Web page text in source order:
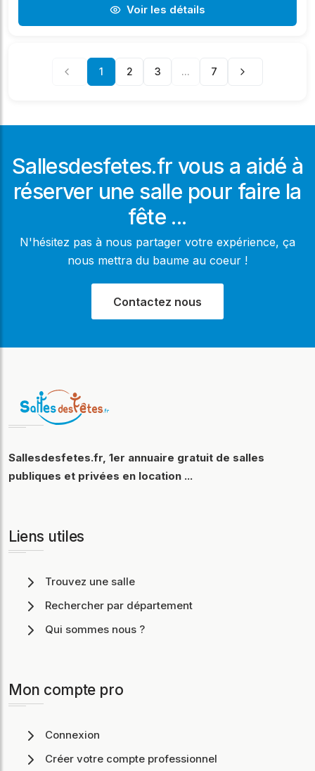
Voir les détails
1 2 3 ... 7
Sallesdesfetes.fr vous a aidé à
réserver une salle pour faire la
fête ...
N'hésitez pas à nous partager votre expérience, ça
nous mettra du baume au coeur !
Contactez nous
Sallesdesfetes.fr, 1er annuaire gratuit de salles
publiques et privées en location ...
Liens utiles
Trouvez une salle
Rechercher par département
Qui sommes nous ?
Mon compte pro
Connexion
Créer votre compte professionnel